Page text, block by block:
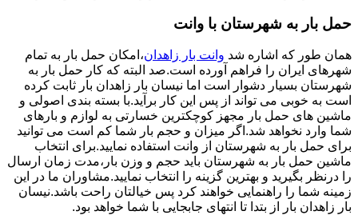
حمل بار به شهرستان با وانت
همان طور که اشاره شد وانت بار زاهدان،امکان حمل بار به تمام
شهرهای ایران را فراهم آورده است.صد البته که کار حمل بار به
شهرستان بسیار دشوار است اما نیسان بار زاهدان بار ثابت کرده
است به خوبی می تواند از پس این کار برآید.با بسته بندی اصولی و
ماشین های حمل بار مجهز کوچکترین خسارتی به لوازم و بارهای
شما وارد نخواهد شد.اگر میزان و حجم بار شما کم است می توانید
برای حمل بار به شهرستان از وانت استفاده نمایید.برای انتخاب
ماشین حمل بار به شهرستان باید حجم و وزن بار،مدت زمان ارسال
را درنظر بگیرید و بهترین گزینه را انتخاب نمایید.مشاوران ما در این
زمینه شما را راهنمایی خواهند کرد پس خیالتان راحت باشد.نیسان
بار زاهدان بار از بتدا تا انتهای جابجایی با شما خواهد بود.